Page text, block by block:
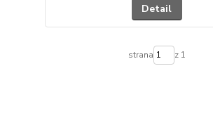
Detail
strana z 1